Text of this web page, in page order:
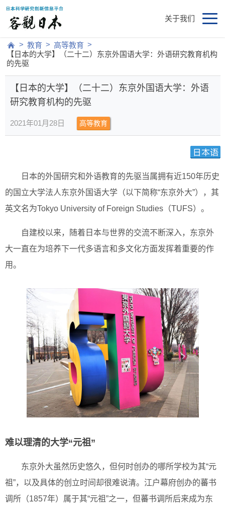
关于我们
> 教育 > 高等教育 >
【日本的大学】（二十二）东京外国语大学：外语研究教育机构
的先驱
【日本的大学】（二十二）东京外国语大学：外语
研究教育机构的先驱
2021年01月28日 高等教育
日本的外国研究和外语教育的先驱当属拥有近150年历史
的国立大学法人东京外国语大学（以下简称“东京外大”），其
英文名为Tokyo University of Foreign Studies（TUFS）。
自建校以来，随着日本与世界的交流不断深入，东京外
大一直在为培养下一代多语言和多文化方面发挥着重要的作
用。
难以理清的大学“元祖”
东京外大虽然历史悠久，但何时创办的哪所学校为其“元
祖”，以及具体的创立时间却很难说清。江户幕府创办的蕃书
调所（1857年）属于其“元祖”之一，但蕃书调所后来成为东